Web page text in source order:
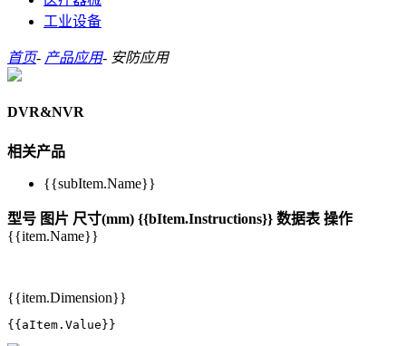
工业设备
首页- 产品应用- 安防应用
DVR&NVR
相关产品
{{subItem.Name}}
型号 图片 尺寸(mm) {{bItem.Instructions}} 数据表 操作
{{item.Name}}
{{item.Dimension}}
{{aItem.Value}}